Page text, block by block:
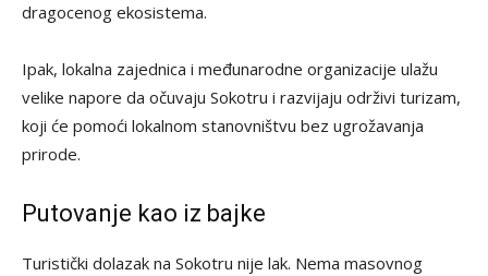
dragocenog ekosistema.
Ipak, lokalna zajednica i međunarodne organizacije ulažu
velike napore da očuvaju Sokotru i razvijaju održivi turizam,
koji će pomoći lokalnom stanovništvu bez ugrožavanja
prirode.
Putovanje kao iz bajke
Turistički dolazak na Sokotru nije lak. Nema masovnog